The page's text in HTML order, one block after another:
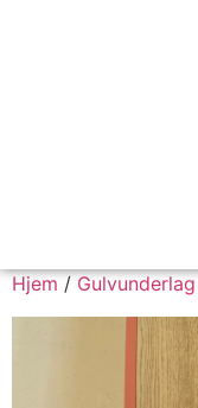
Hjem/Gulvunderlag